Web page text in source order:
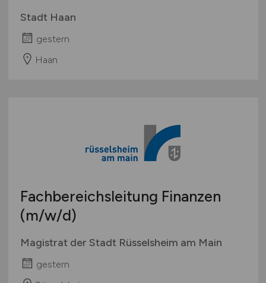
Stadt Haan
gestern
Haan
Fachbereichsleitung Finanzen
(m/w/d)
Magistrat der Stadt Rüsselsheim am Main
gestern